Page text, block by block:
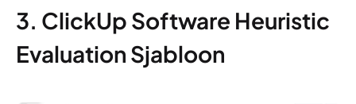
3. ClickUp Software Heuristic
Evaluation Sjabloon